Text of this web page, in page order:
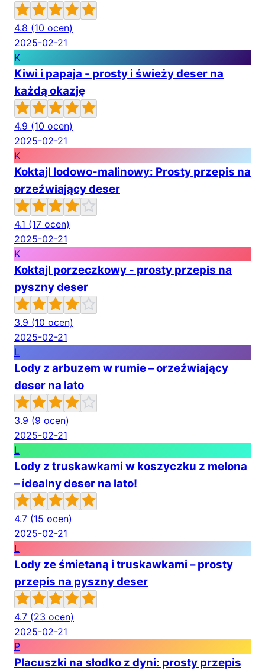
4.8 (10 ocen)
2025-02-21
K
Kiwi i papaja - prosty i świeży deser na
każdą okazję
4.9 (10 ocen)
2025-02-21
K
Koktajl lodowo-malinowy: Prosty przepis na
orzeźwiający deser
4.1 (17 ocen)
2025-02-21
K
Koktajl porzeczkowy - prosty przepis na
pyszny deser
3.9 (10 ocen)
2025-02-21
L
Lody z arbuzem w rumie – orzeźwiający
deser na lato
3.9 (9 ocen)
2025-02-21
L
Lody z truskawkami w koszyczku z melona
– idealny deser na lato!
4.7 (15 ocen)
2025-02-21
L
Lody ze śmietaną i truskawkami – prosty
przepis na pyszny deser
4.7 (23 ocen)
2025-02-21
P
Placuszki na słodko z dyni: prosty przepis